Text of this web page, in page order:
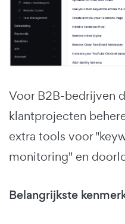
Voor B2B-bedrijven
klantprojecten
extra tools voor
monitoring" en
Belangrijkste